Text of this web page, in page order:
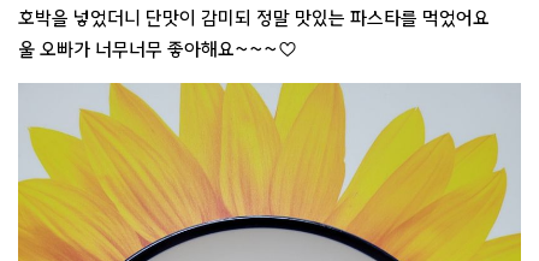
호박을 넣었더니 단맛이 감미되 정말 맛있는 파스타를 먹었어요
울 오빠가 너무너무 좋아해요~~~♡